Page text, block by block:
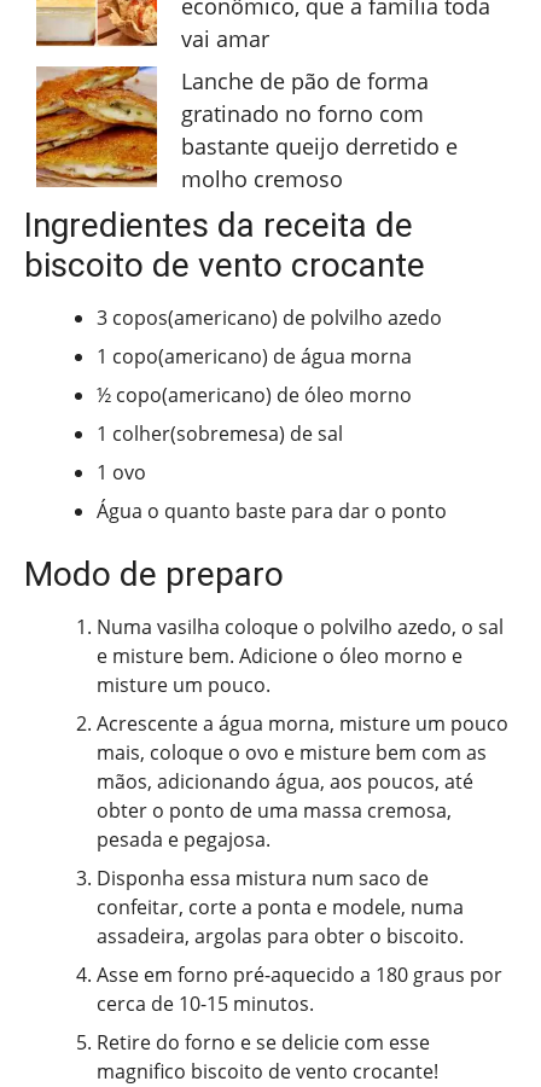
econômico, que a família toda
vai amar
Lanche de pão de forma
gratinado no forno com
bastante queijo derretido e
molho cremoso
Ingredientes da receita de
biscoito de vento crocante
3 copos(americano) de polvilho azedo
1 copo(americano) de água morna
½ copo(americano) de óleo morno
1 colher(sobremesa) de sal
1 ovo
Água o quanto baste para dar o ponto
Modo de preparo
Numa vasilha coloque o polvilho azedo, o sal
e misture bem. Adicione o óleo morno e
misture um pouco.
Acrescente a água morna, misture um pouco
mais, coloque o ovo e misture bem com as
mãos, adicionando água, aos poucos, até
obter o ponto de uma massa cremosa,
pesada e pegajosa.
Disponha essa mistura num saco de
confeitar, corte a ponta e modele, numa
assadeira, argolas para obter o biscoito.
Asse em forno pré-aquecido a 180 graus por
cerca de 10-15 minutos.
Retire do forno e se delicie com esse
magnifico biscoito de vento crocante!